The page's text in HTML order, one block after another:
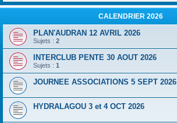
CALENDRIER 2026
PLAN'AUDRAN 12 AVRIL 2026
Sujets : 2
INTERCLUB PENTE 30 AOUT 2026
Sujets : 1
JOURNEE ASSOCIATIONS 5 SEPT 2026
HYDRALAGOU 3 et 4 OCT 2026